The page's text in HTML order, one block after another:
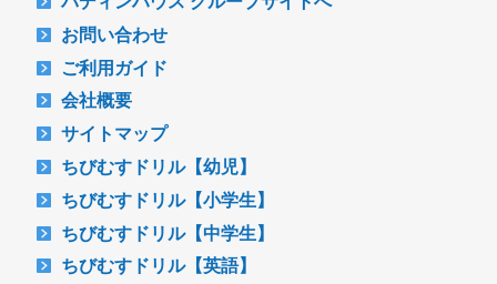
お問い合わせ
ご利用ガイド
会社概要
サイトマップ
ちびむすドリル【幼児】
ちびむすドリル【小学生】
ちびむすドリル【中学生】
ちびむすドリル【英語】